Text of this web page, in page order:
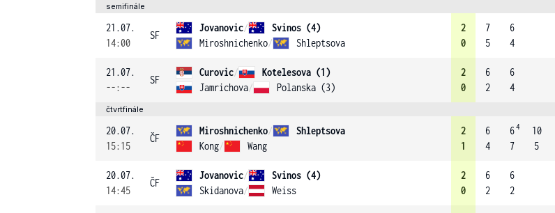
semifinále
21.07.
14:00
SF
Jovanovic/
Svinos (4)
Miroshnichenko/ Shleptsova
2
0
7
5
6
4
21.07.
--:--
SF
Curovic/
Kotelesova (1)
Jamrichova/ Polanska (3)
2
0
6
2
6
4
čtvrtfinále
20.07.
15:15
ČF
Miroshnichenko/
Shleptsova
Kong/ Wang
2
1
6
4
64
7
10
5
20.07.
14:45
ČF
Jovanovic/
Svinos (4)
Skidanova/ Weiss
2
0
6
2
6
2